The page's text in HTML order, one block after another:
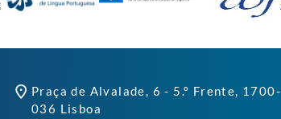
Praça de Alvalade, 6 - 5.º Frente, 1700-
036 Lisboa